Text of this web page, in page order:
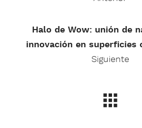
Halo de Wow: unión de
innovación en superficies
Siguiente